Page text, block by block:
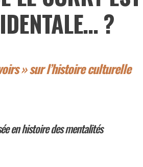
?
» sur l’histoire culturelle
en histoire des mentalités